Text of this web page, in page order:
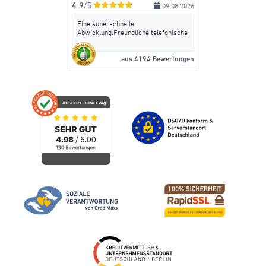
4.9/5 09.08.2026
Eine superschnelle
Abwicklung.Freundliche telefonische
Beratung ,ohne irgend welche
Zusatzkosten wie Versicherungen
aufschwatzen zu wollen.Meine erste
Wahl ,wenn ich noch mal Geld
aus 4194 Bewertungen